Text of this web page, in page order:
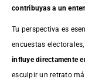
contribuyas a un
Tu perspectiva es
encuestas
influye directamente
esculpir un retrato